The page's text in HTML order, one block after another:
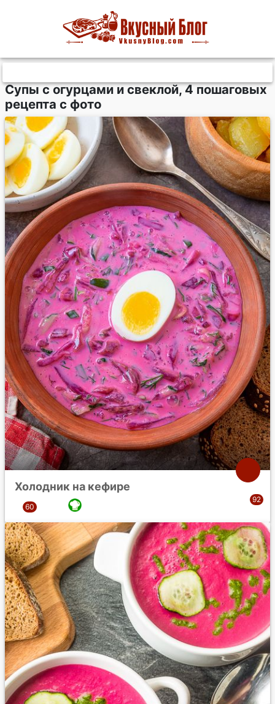
Супы с огурцами и свеклой, 4 пошаговых
рецепта с фото
Холодник на кефире